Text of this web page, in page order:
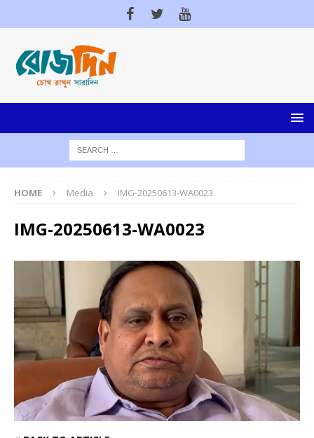
HOME Media IMG-20250613-WA0023
IMG-20250613-WA0023